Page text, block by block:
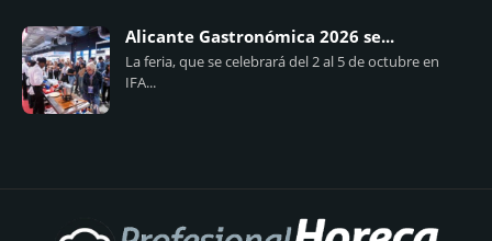
Alicante Gastronómica 2026 se...
La feria, que se celebrará del 2 al 5 de octubre en
IFA...